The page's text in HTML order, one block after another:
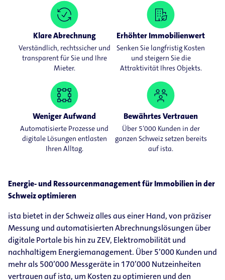
Klare Abrechnung
Verständlich, rechtssicher und
transparent für Sie und Ihre
Mieter.
Erhöhter Immobilienwert
Senken Sie langfristig Kosten
und steigern Sie die
Attraktivität Ihres Objekts.
Weniger Aufwand
Automatisierte Prozesse und
digitale Lösungen entlasten
Ihren Alltag.
Bewährtes Vertrauen
Über 5’000 Kunden in der
ganzen Schweiz setzen bereits
auf ista.
Energie- und Ressourcenmanagement für Immobilien in der
Schweiz optimieren
ista bietet in der Schweiz alles aus einer Hand, von präziser
Messung und automatisierten Abrechnungslösungen über
digitale Portale bis hin zu ZEV, Elektromobilität und
nachhaltigem Energiemanagement. Über 5’000 Kunden und
mehr als 500’000 Messgeräte in 170’000 Nutzeinheiten
vertrauen auf ista, um Kosten zu optimieren und den